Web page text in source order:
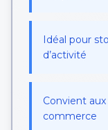
Idéal pour
d’activité
Convient
commerce